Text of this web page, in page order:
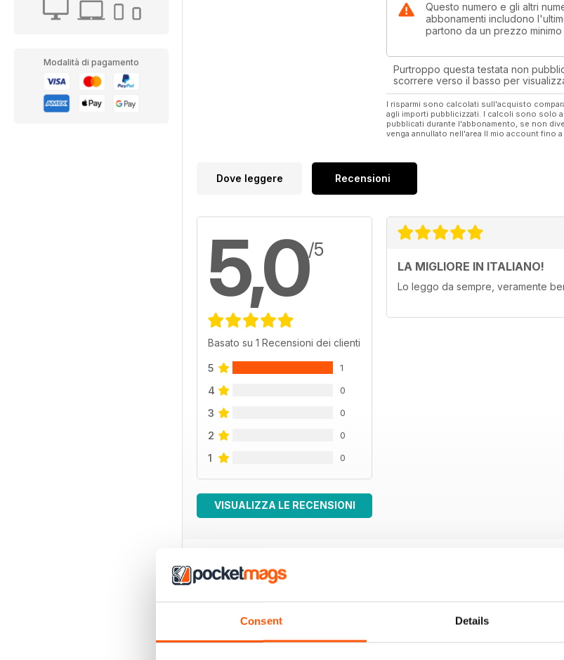
Consent Details
Modalità di pagamento
Questo numero e gli altri
abbonamenti includono
partono da un prezzo minimo
Purtroppo questa testata non
scorrere verso il basso per
I risparmi sono calcolati sull'acquisto
agli importi pubblicizzati. I calcoli sono solo
pubblicati durante l'abbonamento, se non
venga annullato nell'area Il mio account fino
Dove leggere Recensioni
5,0/5
Basato su 1 Recensioni dei clienti
5 1
4 0
3 0
2 0
1 0
VISUALIZZA LE RECENSIONI
LA MIGLIORE IN ITALIANO!
Lo leggo da sempre, veramente
EDIZIONI INDIETRO